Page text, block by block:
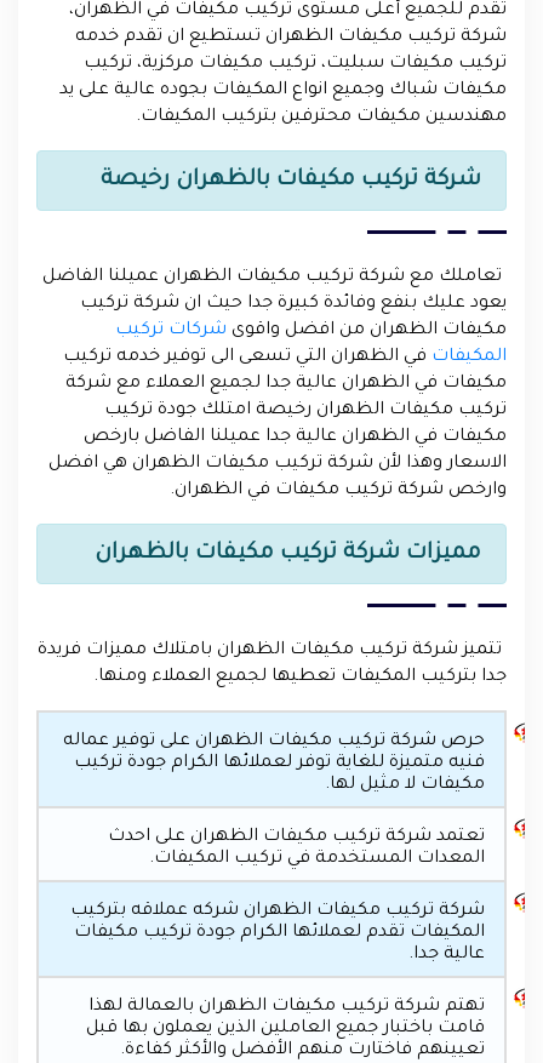
تقدم للجميع أعلى مستوى تركيب مكيفات في الظهران،
شركة تركيب مكيفات الظهران تستطيع ان تقدم خدمه
تركيب مكيفات سبليت، تركيب مكيفات مركزية، تركيب
مكيفات شباك وجميع انواع المكيفات بجوده عالية على يد
مهندسين مكيفات محترفين بتركيب المكيفات.
شركة تركيب مكيفات بالظهران رخيصة
تعاملك مع شركة تركيب مكيفات الظهران عميلنا الفاضل
يعود عليك بنفع وفائدة كبيرة جدا حيث ان شركة تركيب
مكيفات الظهران من افضل واقوى شركات تركيب
المكيفات في الظهران التي تسعى الى توفير خدمه تركيب
مكيفات في الظهران عالية جدا لجميع العملاء مع شركة
تركيب مكيفات الظهران رخيصة امتلك جودة تركيب
مكيفات في الظهران عالية جدا عميلنا الفاضل بارخص
الاسعار وهذا لأن شركة تركيب مكيفات الظهران هي افضل
وارخص شركة تركيب مكيفات في الظهران.
مميزات شركة تركيب مكيفات بالظهران
تتميز شركة تركيب مكيفات الظهران بامتلاك مميزات فريدة
جدا بتركيب المكيفات تعطيها لجميع العملاء ومنها.
حرص شركة تركيب مكيفات الظهران على توفير عماله
فنيه متميزة للغاية توفر لعملائها الكرام جودة تركيب
مكيفات لا مثيل لها.
تعتمد شركة تركيب مكيفات الظهران على احدث
المعدات المستخدمة في تركيب المكيفات.
شركة تركيب مكيفات الظهران شركه عملاقه بتركيب
المكيفات تقدم لعملائها الكرام جودة تركيب مكيفات
عالية جدا.
تهتم شركة تركيب مكيفات الظهران بالعمالة لهذا
قامت باختبار جميع العاملين الذين يعملون بها قبل
تعيينهم فاختارت منهم الأفضل والأكثر كفاءة.